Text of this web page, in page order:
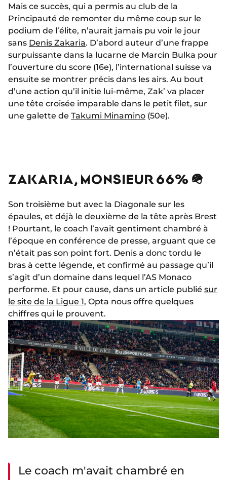
Mais ce succès, qui a permis au club de la
Principauté de remonter du même coup sur le
podium de l’élite, n’aurait jamais pu voir le jour
sans Denis Zakaria. D’abord auteur d’une frappe
surpuissante dans la lucarne de Marcin Bulka pour
l’ouverture du score (16e), l’international suisse va
ensuite se montrer précis dans les airs. Au bout
d’une action qu’il initie lui-même, Zak’ va placer
une tête croisée imparable dans le petit filet, sur
une galette de Takumi Minamino (50e).
ZAKARIA, MONSIEUR 66% 🪖
Son troisième but avec la Diagonale sur les
épaules, et déjà le deuxième de la tête après Brest
! Pourtant, le coach l’avait gentiment chambré à
l’époque en conférence de presse, arguant que ce
n’était pas son point fort. Denis a donc tordu le
bras à cette légende, et confirmé au passage qu’il
s’agit d’un domaine dans lequel l’AS Monaco
performe. Et pour cause, dans un article publié sur
le site de la Ligue 1, Opta nous offre quelques
chiffres qui le prouvent.
Le coach m'avait chambré en